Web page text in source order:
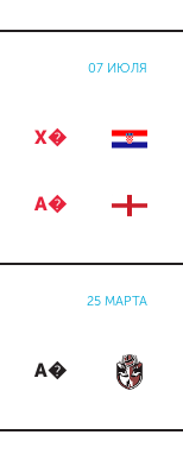
07 ИЮЛЯ
Х�
А�
25 МАРТА
А�